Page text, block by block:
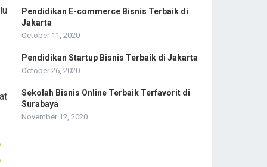
Pendidikan E-commerce Bisnis Terbaik di
Jakarta
October 11, 2020
Pendidikan Startup Bisnis Terbaik di Jakarta
October 26, 2020
Sekolah Bisnis Online Terbaik Terfavorit di
Surabaya
November 12, 2020